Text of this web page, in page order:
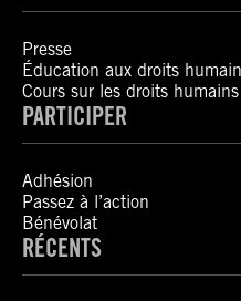
Presse
Éducation aux droits
Cours sur les droits humains
PARTICIPER
Adhésion
Passez à l’action
Bénévolat
RÉCENTS